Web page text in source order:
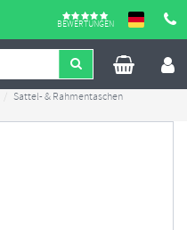
BEWERTUNGEN
Sattel- & Rahmentaschen